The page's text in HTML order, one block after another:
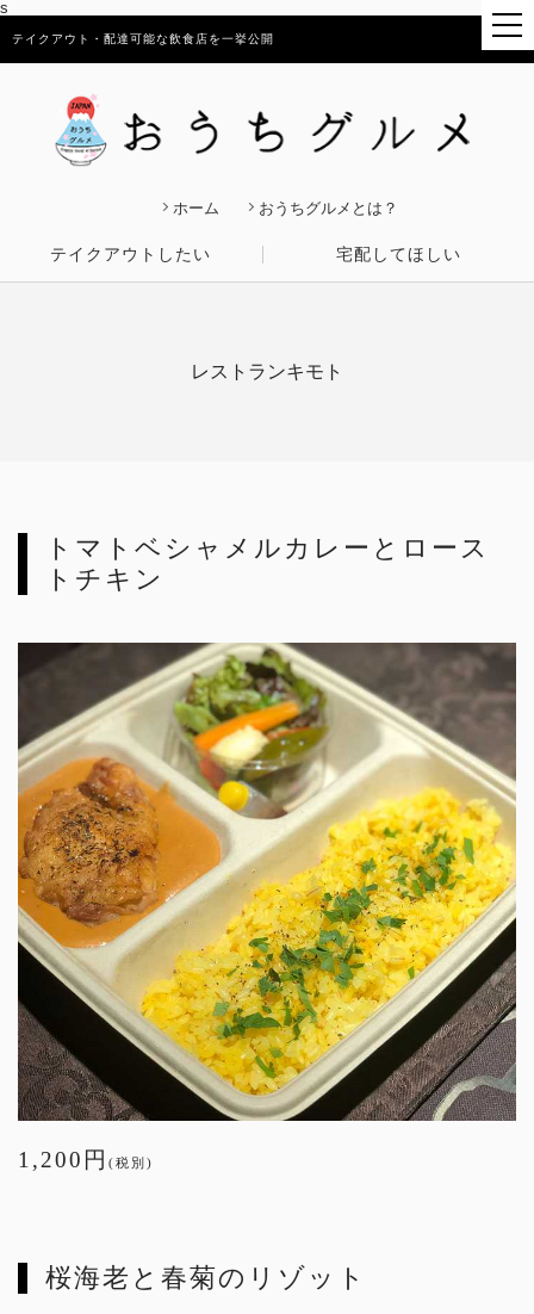
s
テイクアウト・配達可能な飲食店を一挙公開
ホーム おうちグルメとは？
テイクアウトしたい 宅配してほしい
レストランキモト
トマトベシャメルカレーとロース
トチキン
1,200円 (税別)
桜海老と春菊のリゾット